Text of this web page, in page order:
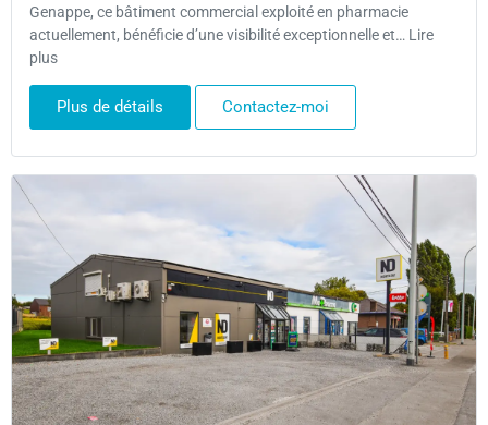
Genappe, ce bâtiment commercial exploité en pharmacie
actuellement, bénéficie d’une visibilité exceptionnelle et… Lire
plus
Plus de détails Contactez-moi